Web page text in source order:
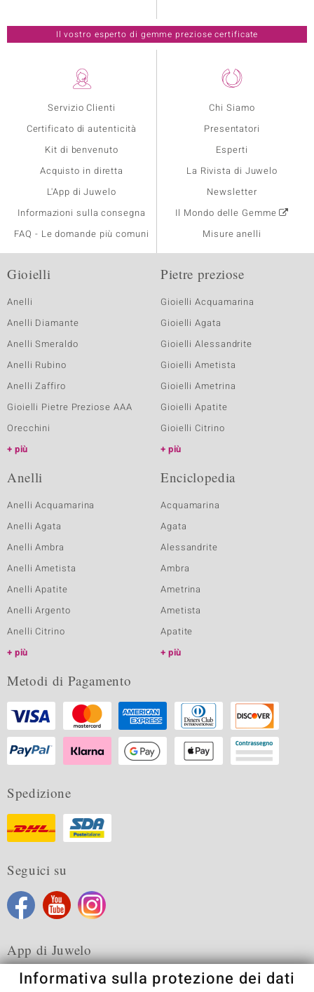
Servizio Clienti
Certificato di autenticità
Kit di benvenuto
Acquisto in diretta
L'App di Juwelo
Informazioni sulla consegna
FAQ - Le domande più comuni
Chi Siamo
Presentatori
Esperti
La Rivista di Juwelo
Newsletter
Il Mondo delle Gemme
Misure anelli
Il vostro esperto di gemme preziose certificate
Gioielli
Anelli
Anelli Diamante
Anelli Smeraldo
Anelli Rubino
Anelli Zaffiro
Gioielli Pietre Preziose AAA
Orecchini
più
Pietre preziose
Gioielli Acquamarina
Gioielli Agata
Gioielli Alessandrite
Gioielli Ametista
Gioielli Ametrina
Gioielli Apatite
Gioielli Citrino
più
Anelli
Anelli Acquamarina
Anelli Agata
Anelli Ambra
Anelli Ametista
Anelli Apatite
Anelli Argento
Anelli Citrino
più
Enciclopedia
Acquamarina
Agata
Alessandrite
Ambra
Ametrina
Ametista
Apatite
più
Metodi di Pagamento
Spedizione
Seguici su
App di Juwelo
Informativa sulla protezione dei dati